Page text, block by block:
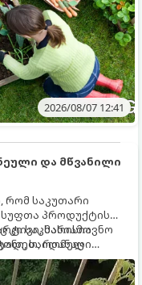
2026/08/07 12:41
და მწვანილი
რომ საკუთარი
პროდუქტის
კი საკმარისია
საიდანაც
და
სასიამოვნო
რომელი
ყველაზე კარგად